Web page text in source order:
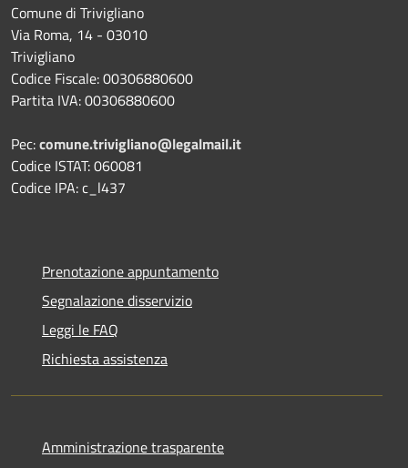
Comune di Trivigliano
Via Roma, 14 - 03010
Trivigliano
Codice Fiscale: 00306880600
Partita IVA: 00306880600
Pec:comune.trivigliano@legalmail.it
Codice ISTAT: 060081
Codice IPA: c_l437
Prenotazione appuntamento
Segnalazione disservizio
Leggi le FAQ
Richiesta assistenza
Amministrazione trasparente